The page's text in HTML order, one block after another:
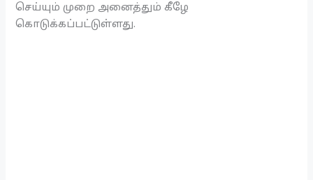
செய்யும் முறை அனைத்தும் கீழே
கொடுக்கப்பட்டுள்ளது.